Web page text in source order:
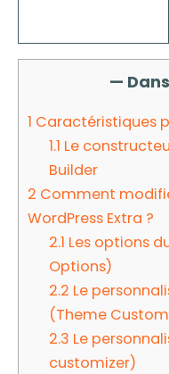
—
1 Caractéristiques
1.1 Le
Builder
2 Comment
WordPress Extra ?
2.1 Les options
Options)
2.2 Le
(Theme
2.3 Le
customizer)